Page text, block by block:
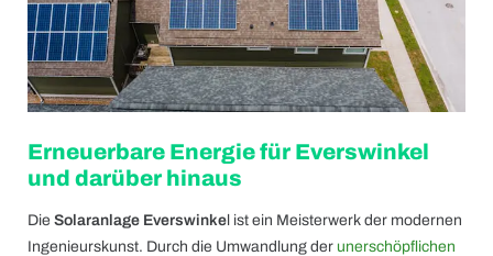
Erneuerbare Energie für Everswinkel
und darüber hinaus
Die Solaranlage Everswinke l ist ein Meisterwerk der modernen
Ingenieurskunst. Durch die Umwandlung der unerschöpflichen